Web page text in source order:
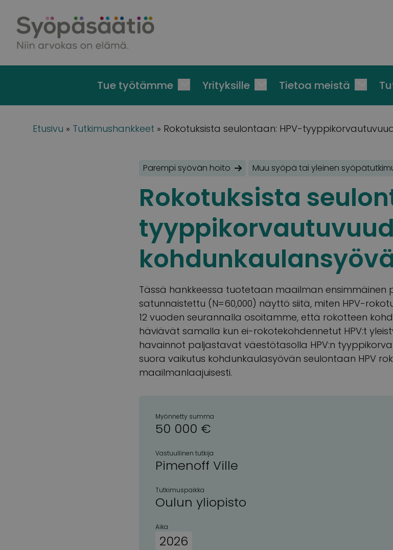
Tue työtämme Yrityksille Tietoa meistä
Etusivu » Tutkimushankkeet » Rokotuksista seulontaan: HPV-
Parempi syövän hoito Muu syöpä tai yleinen
Rokotuksista
Tässä hankkeessa tuotetaan maailman ensimmäinen
satunnaistettu (N=60,000) näyttö siitä, miten HPV-
12 vuoden seurannalla osoitamme, että rokotteen
häviävät samalla kun ei-rokotekohdennetut HPV:t
havainnot paljastavat väestötasolla HPV:n
suora vaikutus kohdunkaulasyövän seulontaan HPV
maailmanlaajuisesti.
Myönnetty summa
50 000 €
Vastuullinen tutkija
Pimenoff Ville
Tutkimuspaikka
Oulun yliopisto
Aika
2026